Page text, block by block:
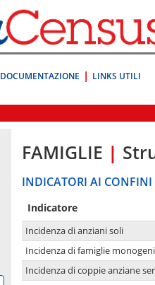
DOCUMENTAZIONE LINKS UTILI
FAMIGLIE |
INDICATORI AI CONFINI
Indicatore
Incidenza di anziani soli
Incidenza di famiglie
Incidenza di coppie anziane